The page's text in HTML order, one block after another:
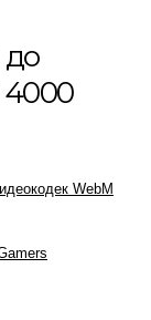
до
4000
WebM